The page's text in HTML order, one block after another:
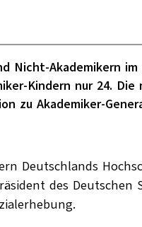
Nicht-Akademikern
Kindern nur 24.
zu Akademiker-
Deutschlands
des